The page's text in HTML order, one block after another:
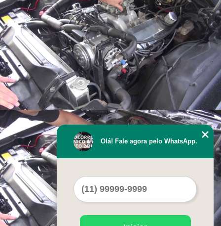
Olá! Fale agora pelo WhatsApp.